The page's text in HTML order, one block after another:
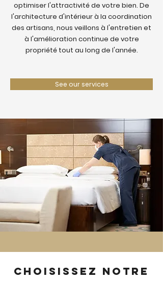
optimiser l'attractivité de votre bien. De
l'architecture d'intérieur à la coordination
des artisans, nous veillons à l'entretien et
à l'amélioration continue de votre
propriété tout au long de l'année.
See our services
Choisissez notre